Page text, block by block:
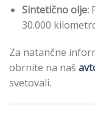
Sintetično olje:
30.000
Za natančne
obrnite na naš
svetovali.